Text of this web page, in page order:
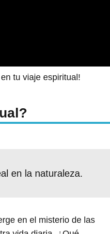
tu viaje espiritual!
en la naturaleza.
en el misterio de las